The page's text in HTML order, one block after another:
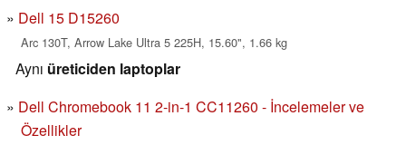
Dell 15 D15260
Arc 130T, Arrow Lake Ultra 5 225H, 15.60", 1.66 kg
Aynı üreticiden laptoplar
Dell Chromebook 11 2-in-1 CC11260 - İncelemeler ve
Özellikler